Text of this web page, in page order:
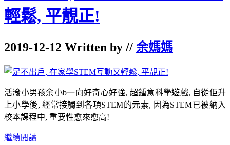
輕鬆, 平靚正!
2019-12-12 Written by // 余媽媽
活潑小男孩余小b一向好奇心好強, 超鍾意科學遊戲, 自從佢升
上小學後, 經常接觸到各項STEM的元素, 因為STEM已被納入
校本課程中, 重要性愈來愈高!
繼續閱讀